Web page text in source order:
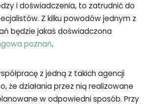
i doświadczenia, to zatrudnić do
Z kilku powodów jednym z
będzie jakaś doświadczona
poznań.
z jedną z takich agencji
że działania przez nią realizowane
w odpowiedni sposób. Przy